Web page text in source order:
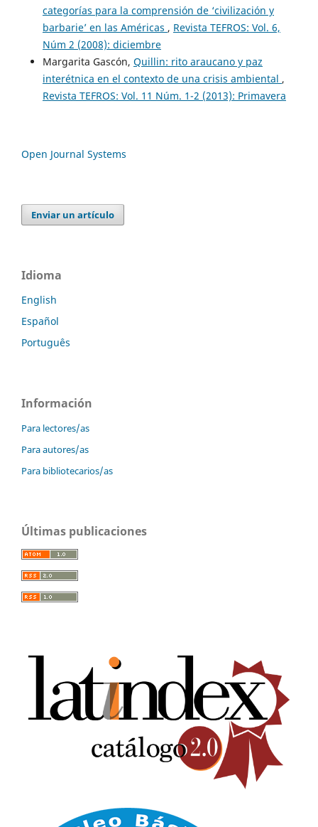
categorías para la comprensión de ‘civilización y
barbarie’ en las Américas , Revista TEFROS: Vol. 6,
Núm 2 (2008): diciembre
Margarita Gascón, Quillin: rito araucano y paz
interétnica en el contexto de una crisis ambiental ,
Revista TEFROS: Vol. 11 Núm. 1-2 (2013): Primavera
Open Journal Systems
Enviar un artículo
Idioma
English
Español
Português
Información
Para lectores/as
Para autores/as
Para bibliotecarios/as
Últimas publicaciones